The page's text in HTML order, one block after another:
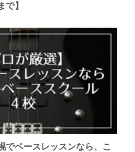
】
でベースレッスンなら、こ